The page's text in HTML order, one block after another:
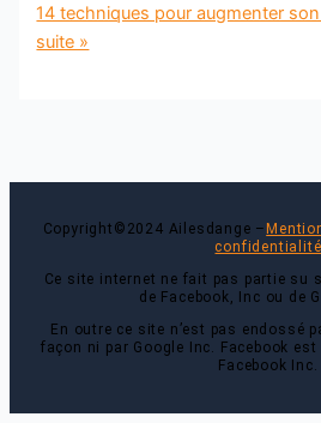
14 techniques pour augmenter
suite »
Copyright©2024 Ailesdange –
confidentialité
Ce site internet ne fait pas partie su
de Facebook, Inc ou de
En outre ce site n’est pas endossé
façon ni par Google Inc. Facebook
Facebook Inc.